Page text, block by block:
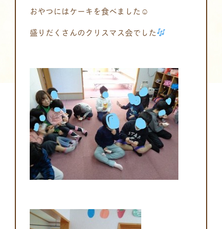
おやつにはケーキを食べました☺
盛りだくさんのクリスマス会でした